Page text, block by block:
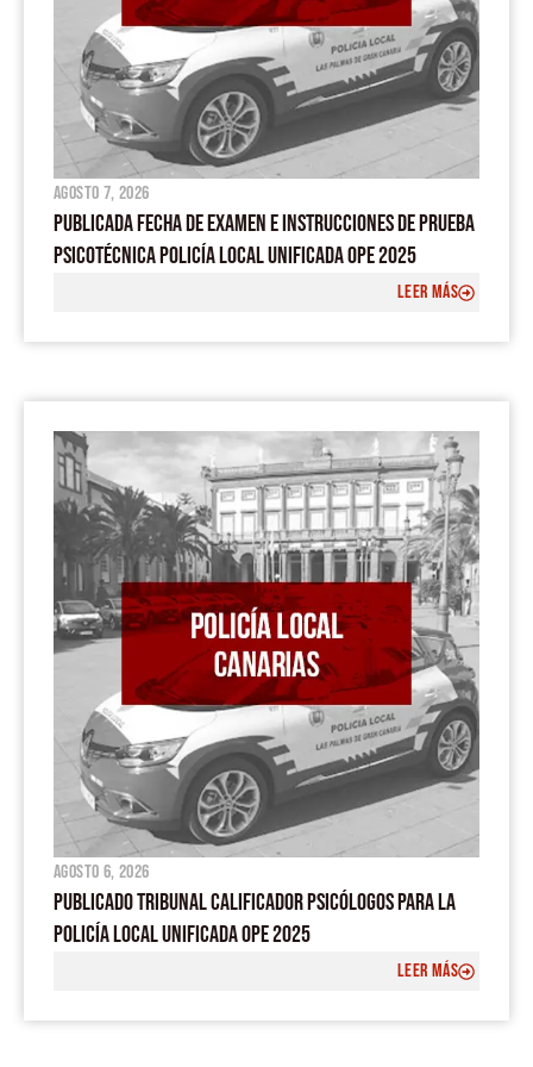
agosto 7, 2026
PUBLICADA FECHA DE EXAMEN E INSTRUCCIONES DE PRUEBA
PSICOTÉCNICA POLICÍA LOCAL UNIFICADA OPE 2025
LEER MÁS
agosto 6, 2026
PUBLICADO TRIBUNAL CALIFICADOR PSICÓLOGOS PARA LA
POLICÍA LOCAL UNIFICADA OPE 2025
LEER MÁS